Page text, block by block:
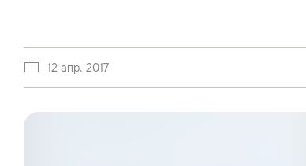
12 апр. 2017